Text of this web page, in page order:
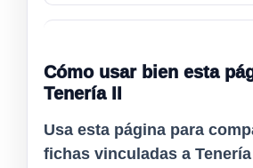
Cómo usar bien esta
Tenería II
Usa esta página para
fichas vinculadas a